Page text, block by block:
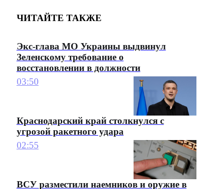
ЧИТАЙТЕ ТАКЖЕ
Экс-глава МО Украины выдвинул
Зеленскому требование о
восстановлении в должности
03:50
Краснодарский край столкнулся с
угрозой ракетного удара
02:55
ВСУ разместили наемников и оружие в